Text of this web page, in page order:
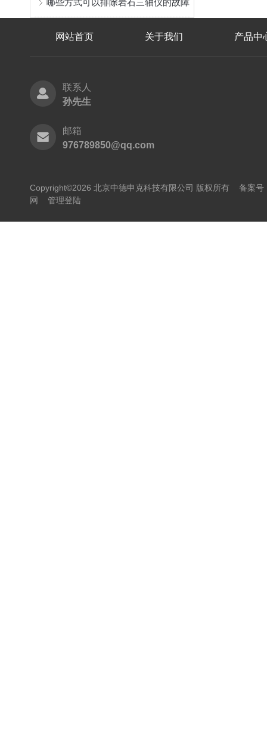
哪些方式可以排除岩石三轴仪的故障
网站首页 关于我们 产品中
联系人
孙先生
邮箱
976789850@qq.com
Copyright©2026 北京中德申克科技有限公司 版权所有 备案号
网
管理登陆